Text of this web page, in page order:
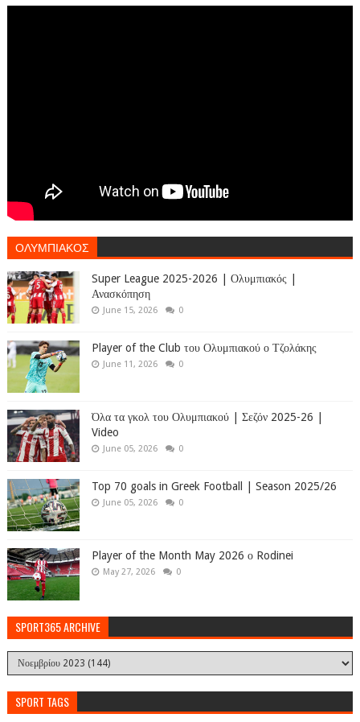
ΟΛΥΜΠΙΑΚΟΣ
Super League 2025-2026 | Ολυμπιακός |
Ανασκόπηση
June 15, 2026 0
Player of the Club του Ολυμπιακού ο Τζολάκης
June 11, 2026 0
Όλα τα γκολ του Ολυμπιακού | Σεζόν 2025-26 |
Video
June 05, 2026 0
Top 70 goals in Greek Football | Season 2025/26
June 05, 2026 0
Player of the Month May 2026 ο Rodinei
May 27, 2026 0
SPORT365 ARCHIVE
SPORT TAGS